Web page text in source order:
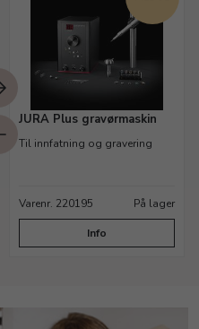
JURA Plus gravørmaskin
Til innfatning og gravering
Varenr. 220195 På lager
Info